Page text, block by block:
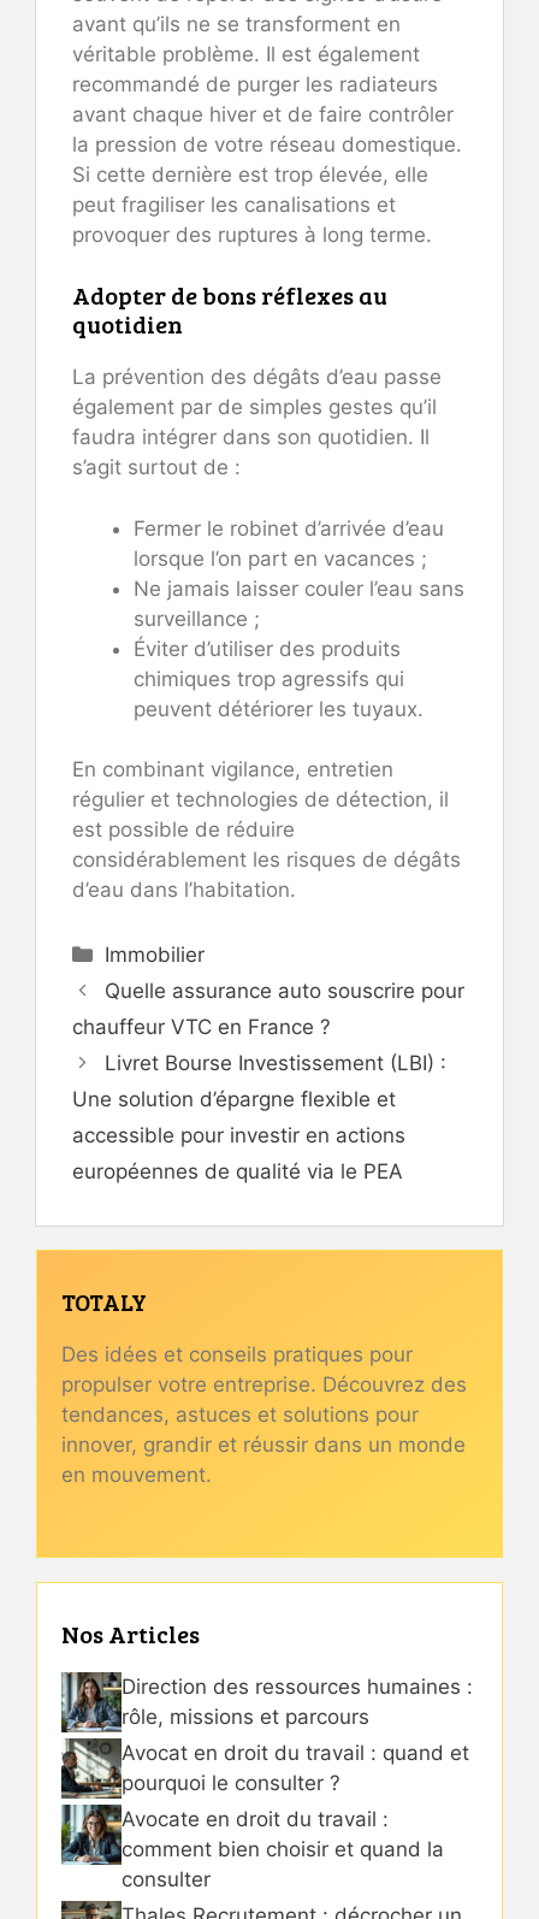
avant qu’ils ne se transforment en
véritable problème. Il est également
recommandé de purger les radiateurs
avant chaque hiver et de faire contrôler
la pression de votre réseau domestique.
Si cette dernière est trop élevée, elle
peut fragiliser les canalisations et
provoquer des ruptures à long terme.
Adopter de bons réflexes au
quotidien
La prévention des dégâts d’eau passe
également par de simples gestes qu’il
faudra intégrer dans son quotidien. Il
s’agit surtout de :
Fermer le robinet d’arrivée d’eau
lorsque l’on part en vacances ;
Ne jamais laisser couler l’eau sans
surveillance ;
Éviter d’utiliser des produits
chimiques trop agressifs qui
peuvent détériorer les tuyaux.
En combinant vigilance, entretien
régulier et technologies de détection, il
est possible de réduire
considérablement les risques de dégâts
d’eau dans l’habitation.
Catégories
Immobilier
Quelle assurance auto souscrire pour
chauffeur VTC en France ?
Livret Bourse Investissement (LBI) :
Une solution d’épargne flexible et
accessible pour investir en actions
européennes de qualité via le PEA
TOTALY
Des idées et conseils pratiques pour
propulser votre entreprise. Découvrez des
tendances, astuces et solutions pour
innover, grandir et réussir dans un monde
en mouvement.
Nos Articles
Direction des ressources humaines :
rôle, missions et parcours
Avocat en droit du travail : quand et
pourquoi le consulter ?
Avocate en droit du travail :
comment bien choisir et quand la
consulter